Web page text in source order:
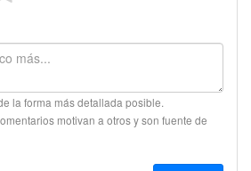
la forma más detallada posible.
motivan a otros y son fuente de